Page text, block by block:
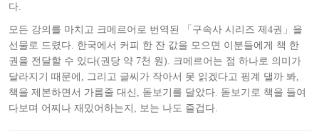
다.
모든 강의를 마치고 크메르어로 번역된 「구속사 시리즈 제4권」을
선물로 드렸다. 한국에서 커피 한 잔 값을 모으면 이분들에게 책 한
권을 전달할 수 있다(권당 약 7천 원). 크메르어는 점 하나로 의미가
달라지기 때문에, 그리고 글씨가 작아서 못 읽겠다고 핑계 댈까 봐,
책을 제본하면서 가름줄 대신, 돋보기를 달았다. 돋보기로 책을 들여
다보며 어찌나 재밌어하는지, 보는 나도 즐겁다.